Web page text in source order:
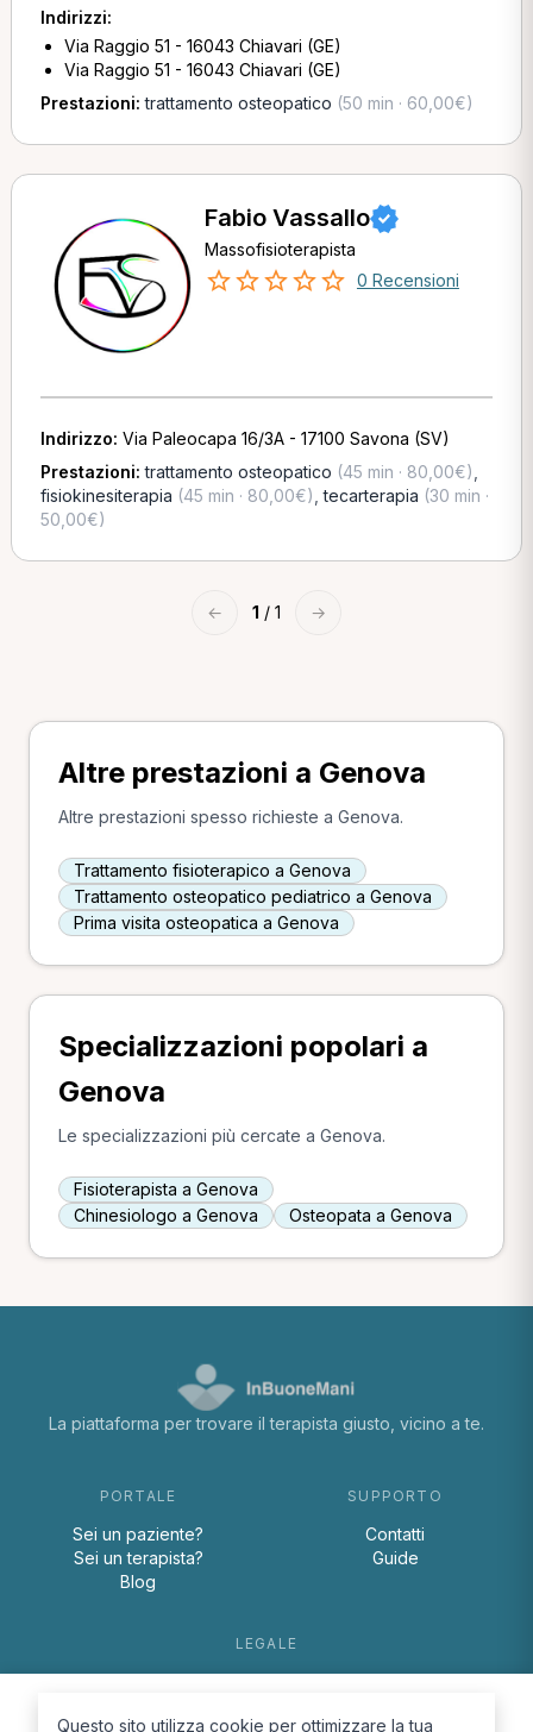
Indirizzi:
Via Raggio 51 - 16043 Chiavari (GE)
Via Raggio 51 - 16043 Chiavari (GE)
Prestazioni:trattamento osteopatico (50 min · 60,00€)
Fabio Vassallo
Massofisioterapista
0 Recensioni
Indirizzo: Via Paleocapa 16/3A - 17100 Savona (SV)
Prestazioni:trattamento osteopatico (45 min · 80,00€)
fisiokinesiterapia (45 min · 80,00€) ,tecarterapia (30 min ·
50,00€)
← 1 / 1 →
Altre prestazioni a Genova
Altre prestazioni spesso richieste a Genova.
Trattamento fisioterapico a Genova
Trattamento osteopatico pediatrico a Genova
Prima visita osteopatica a Genova
Specializzazioni popolari a
Genova
Le specializzazioni più cercate a Genova.
Fisioterapista a Genova
Chinesiologo a Genova
Osteopata a Genova
La piattaforma per trovare il terapista giusto, vicino a te.
PORTALE
Sei un paziente?
Sei un terapista?
Blog
SUPPORTO
Contatti
Guide
LEGALE
Questo sito utilizza cookie per ottimizzare la tua